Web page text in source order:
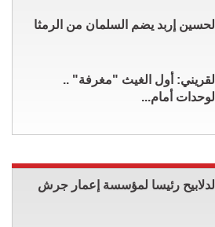
الحسين إربد يضم السلمان من الرمثا
القريني: أول الغيث "مغرفة" ..
الوحدات أمام...
الدلابيح رئيسا لمؤسسة إعمار جرش